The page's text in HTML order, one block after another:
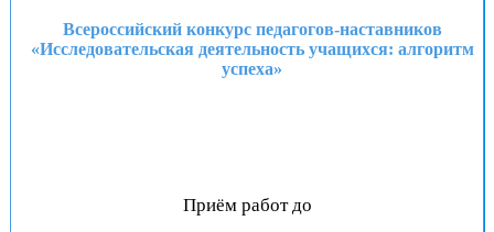
Всероссийский конкурс педагогов-наставников
«Исследовательская деятельность учащихся: алгоритм
успеха»
Приём работ до